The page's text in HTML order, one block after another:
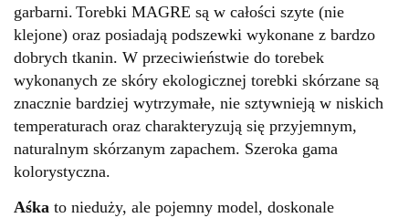
garbarni. Torebki MAGRE są w całości szyte (nie
klejone) oraz posiadają podszewki wykonane z bardzo
dobrych tkanin. W przeciwieństwie do torebek
wykonanych ze skóry ekologicznej torebki skórzane są
znacznie bardziej wytrzymałe, nie sztywnieją w niskich
temperaturach oraz charakteryzują się przyjemnym,
naturalnym skórzanym zapachem. Szeroka gama
kolorystyczna.
Aśka to nieduży, ale pojemny model, doskonale